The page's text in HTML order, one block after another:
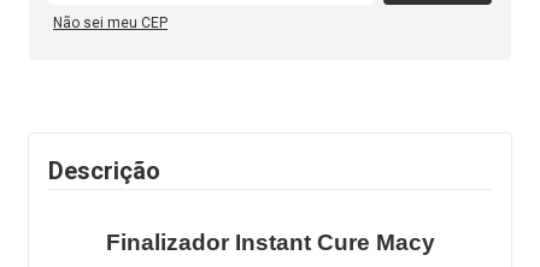
Não sei meu CEP
Descrição
Finalizador Instant Cure Macy